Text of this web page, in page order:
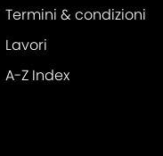
Termini & condizioni
Lavori
A-Z Index